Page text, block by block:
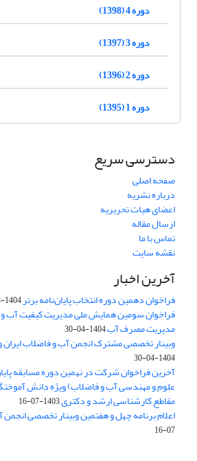
دوره 4 (1398)
دوره 3 (1397)
دوره 2 (1396)
دوره 1 (1395)
دسترسی سریع
صفحه اصلی
درباره نشریه
اعضای هیات تحریریه
ارسال مقاله
تماس با ما
نقشه سایت
آخرین اخبار
فراخوان دهمین دوره انتخاب پایان‌نامه برتر1404-04-30
فراخوان سومین همایش ملی مدیریت کیفیت آب
مدیریت مصرف آب1404-04-30
وبینار تخصصی مشترک انجمن آب و فاضلاب
1404-04-30
آخرین فراخوان شرکت در نهمین دوره مسابقه
مقاطع کارشناسی ارشد و دکتری1403-07-16
اعلام برنامه چهل و هفتمین وبینار تخصصی
07-16